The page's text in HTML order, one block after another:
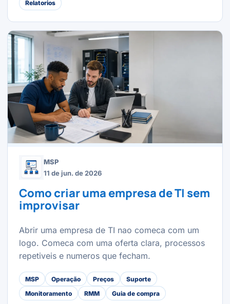
Relatorios
MSP
11 de jun. de 2026
Como criar uma empresa de TI sem
improvisar
Abrir uma empresa de TI nao comeca com um
logo. Comeca com uma oferta clara, processos
repetiveis e numeros que fecham.
MSP Operação Preços
Suporte
Monitoramento
RMM Guia de compra